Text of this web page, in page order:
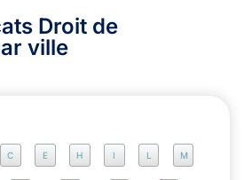
Droit de
ville
C E H I L M